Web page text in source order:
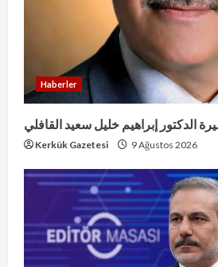
Haberler
الدكتور إبراهيم خليل سعيد القافلي
Kerkük Gazetesi 9 Ağustos 2026